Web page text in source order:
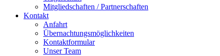
Mitgliedschaften / Partnerschaften
Kontakt
Anfahrt
Übernachtungsmöglichkeiten
Kontaktformular
Unser Team